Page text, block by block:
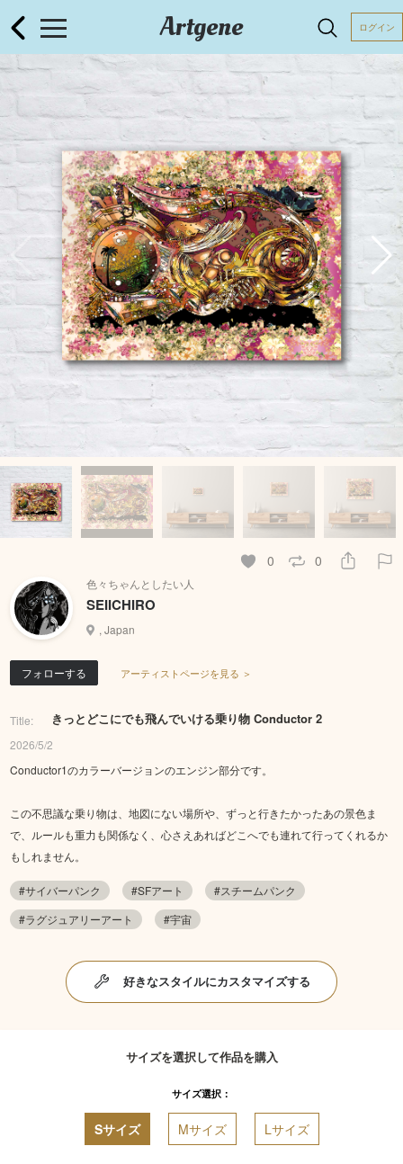
Artgene ログイン
0 0
色々ちゃんとしたい人
SEIICHIRO
, Japan
フォローする アーティストページを見る ＞
Title: きっとどこにでも飛んでいける乗り物 Conductor 2
2026/5/2
Conductor1のカラーバージョンのエンジン部分です。
この不思議な乗り物は、地図にない場所や、ずっと行きたかったあの景色ま
で、ルールも重力も関係なく、心さえあればどこへでも連れて行ってくれるか
もしれません。
#サイバーパンク #SFアート
#スチームパンク
#ラグジュアリーアート
#宇宙
好きなスタイルにカスタマイズする
サイズを選択して作品を購入
サイズ選択：
Sサイズ Mサイズ Lサイズ